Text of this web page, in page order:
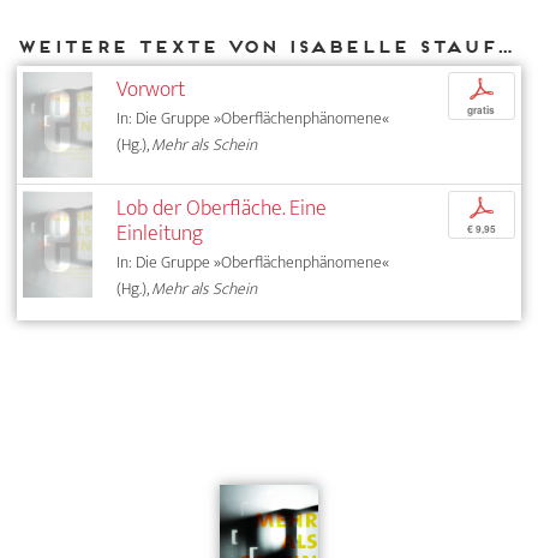
Weitere Texte von Isabelle Stauffer bei DIAPHANES
Vorwort
In: Die Gruppe »Oberflächenphänomene«
(Hg.),Mehr als Schein
p
gratis
Lob der Oberfläche. Eine
Einleitung
In: Die Gruppe »Oberflächenphänomene«
(Hg.),Mehr als Schein
p
€ 9,95